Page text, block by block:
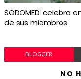
SODOMEDI celebra
de sus miembros
BLOGGER
NO